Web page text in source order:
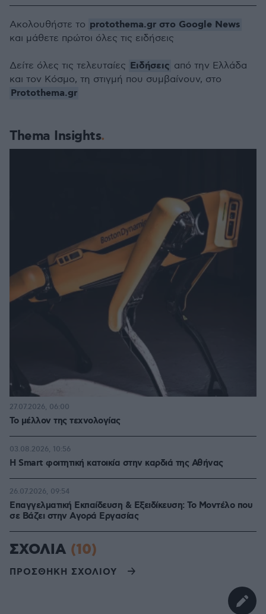
Thema Insights
Το μέλλον της τεχνολογίας
27.07.2026, 06:00
Η Smart φοιτητική κατοικία στην καρδιά της Αθήνας
03.08.2026, 10:56
Επαγγελματική Εκπαίδευση & Εξειδίκευση: Το Mοντέλο που
σε Bάζει στην Aγορά Eργασίας
26.07.2026, 09:54
Ακολουθήστε το protothema.gr στο Google News
και μάθετε πρώτοι όλες τις ειδήσεις
Δείτε όλες τις τελευταίες Ειδήσεις από την Ελλάδα
και τον Κόσμο, τη στιγμή που συμβαίνουν, στο
Protothema.gr
ΣΧΟΛΙΑ (10)
ΠΡΟΣΘΗΚΗ ΣΧΟΛΙΟΥ